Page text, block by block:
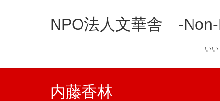
NPO法人文華舎 -Non-
い
内藤香林